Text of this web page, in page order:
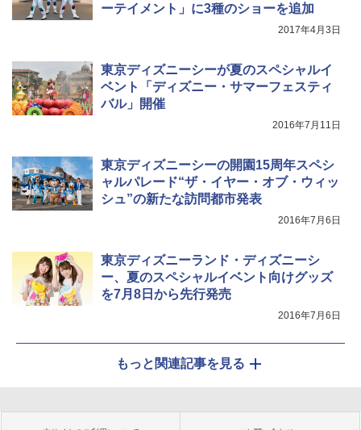
ーテイメント」に3種のショーを追加
2017年4月3日
東京ディズニーシーが夏のスペシャルイ
ベント「ディズニー・サマーフェスティ
バル」開催
2016年7月11日
東京ディズニーシーの開園15周年スペシ
ャルパレード“ザ・イヤー・オブ・ウィッ
シュ”の新たな訪問都市発表
2016年7月6日
東京ディズニーランド・ディズニーシ
ー、夏のスペシャルイベント向けグッズ
を7月8日から先行発売
2016年7月6日
もっと関連記事を見る